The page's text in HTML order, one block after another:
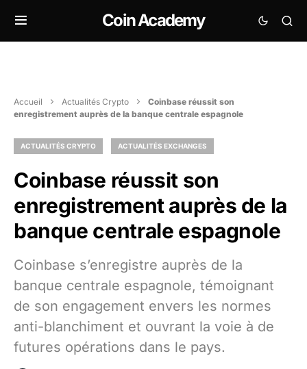
Coin Academy
Accueil Actualités Crypto
Coinbase réussit son
enregistrement auprès de la banque centrale espagnole
ACTUALITÉS CRYPTO ACTUALITÉS EXCHANGES
Coinbase réussit son
enregistrement auprès de la
banque centrale espagnole
Coinbase s’enregistre auprès de la
banque centrale espagnole, témoignant
de son engagement envers les normes
anti-blanchiment et ouvrant la voie à de
futures opérations dans le pays.